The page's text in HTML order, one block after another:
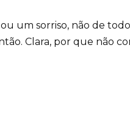
um sorriso, não de
Clara, por que não